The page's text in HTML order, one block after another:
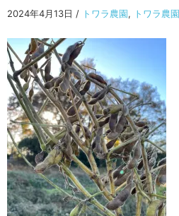
2024年4月13日 / トワラ農園, トワラ農